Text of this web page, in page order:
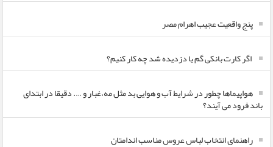
پنج واقعیت عجیب اهرام مصر
اگر کارت بانکی گم یا دزدیده شد چه کار کنیم؟
هواپیماها چطور در شرایط آب و هوایی بد مثل مه،غبار و …. دقیقا در ابتدای
باند فرود می آیند؟
راهنمای انتخاب لباس عروس مناسب اندامتان